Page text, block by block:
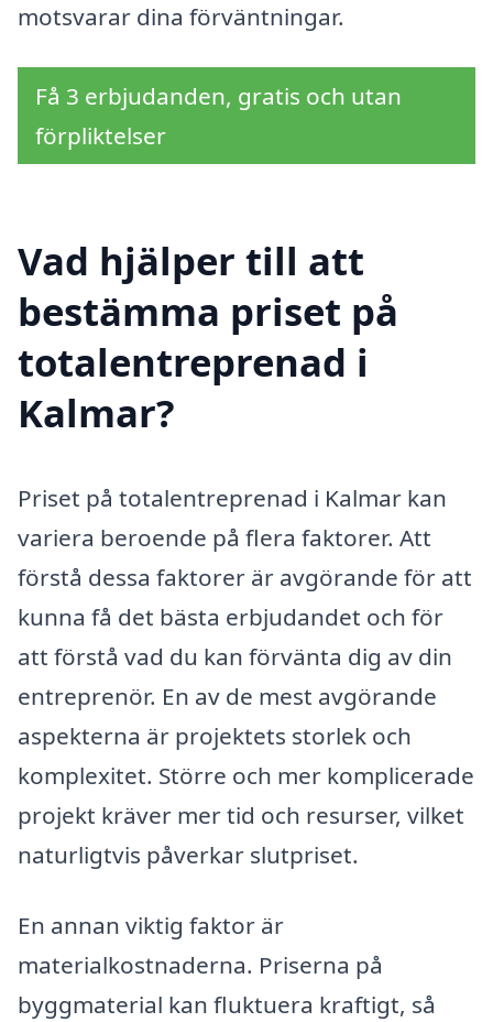
motsvarar dina förväntningar.
Få 3 erbjudanden, gratis och utan
förpliktelser
Vad hjälper till att
bestämma priset på
totalentreprenad i
Kalmar?
Priset på totalentreprenad i Kalmar kan
variera beroende på flera faktorer. Att
förstå dessa faktorer är avgörande för att
kunna få det bästa erbjudandet och för
att förstå vad du kan förvänta dig av din
entreprenör. En av de mest avgörande
aspekterna är projektets storlek och
komplexitet. Större och mer komplicerade
projekt kräver mer tid och resurser, vilket
naturligtvis påverkar slutpriset.
En annan viktig faktor är
materialkostnaderna. Priserna på
byggmaterial kan fluktuera kraftigt, så